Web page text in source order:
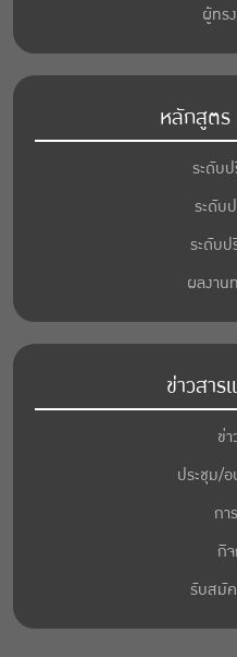
ผู้ท
หลักสูตร
ระดับ
ระดับ
ระดับ
ผลงาน
ข่าวสาร
ข่
ประชุม/
กา
กิ
รับสมั